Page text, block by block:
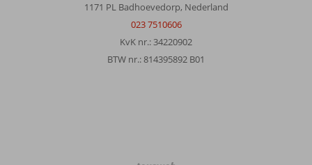
1171 PL Badhoevedorp, Nederland
023 7510606
KvK nr.: 34220902
BTW nr.: 814395892 B01